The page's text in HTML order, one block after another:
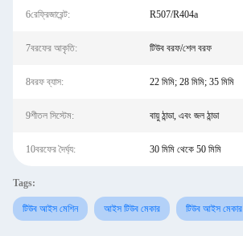
6রেফ্রিজারেন্ট: R507/R404a
7বরফের আকৃতি: টিউব বরফ/শেল বরফ
8বরফ ব্যাস: 22 মিমি; 28 মিমি; 35 মিমি
9শীতল সিস্টেম: বায়ু ঠান্ডা, এবং জল ঠান্ডা
10বরফের দৈর্ঘ্য: 30 মিমি থেকে 50 মিমি
Tags:
টিউব আইস মেশিন আইস টিউব মেকার টিউব আইস মেকার